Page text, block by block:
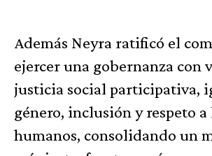
Además Neyra ratificó el
ejercer una gobernanza con
justicia social participativa,
género, inclusión y respeto a
humanos, consolidando un